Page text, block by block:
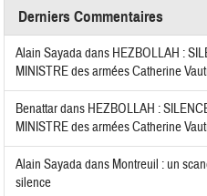
Derniers Commentaires
Alain Sayadadans HEZBOLLAH :
MINISTRE des armées Catherine
Benattardans HEZBOLLAH :
MINISTRE des armées Catherine
Alain Sayadadans Montreuil : un
silence